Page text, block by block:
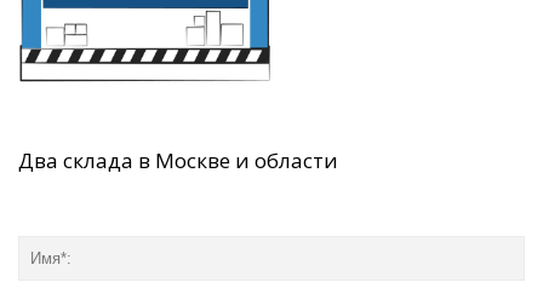
Два склада в Москве и области